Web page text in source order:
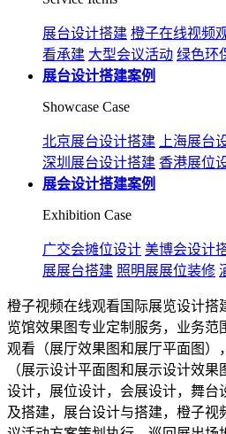
展台设计搭建 橙子在线视频
看承建 大型会议活动 绿色环
展台设计搭建案例
Showcase Case
北京展台设计搭建 上海展台
深圳展台设计搭建 香港展位
展会设计搭建案例
Exhibition Case
广交会摊位设计 美博会设计
展展台搭建 照明展展位装修
橙子视频在线观看国际展览设计搭
览馆效果图专业定制服务，业务范
观看（展厅效果图和展厅平面图）
（展示设计平面图和展示设计效
设计，展位设计，会展设计，舞台
及搭建，展台设计与搭建，橙子视